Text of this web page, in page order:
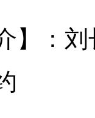
】：